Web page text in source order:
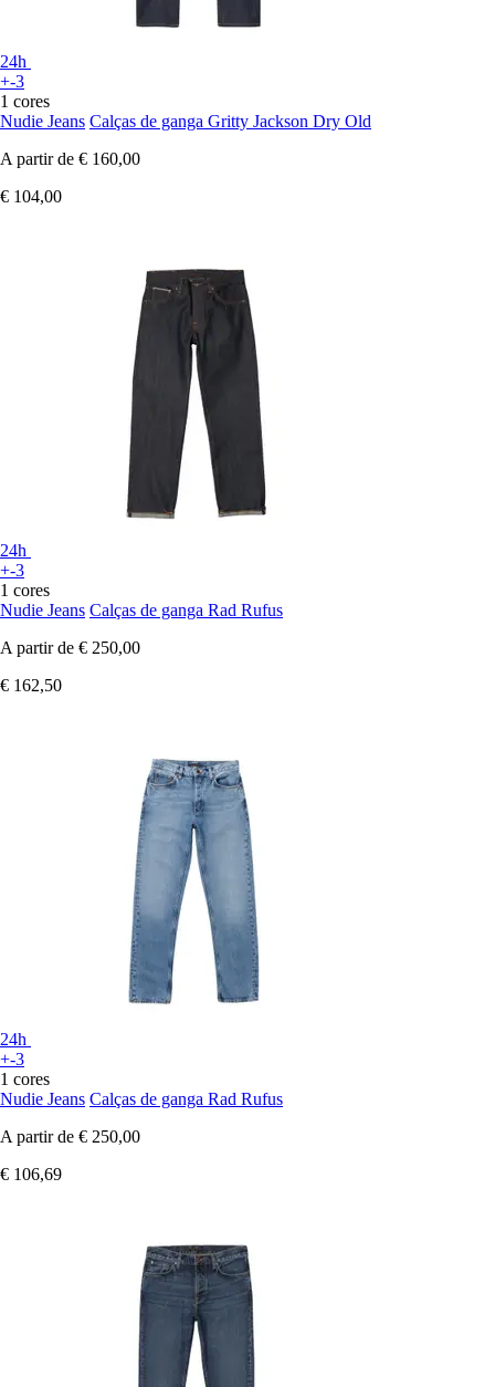
24h
+-3
1 cores
Nudie Jeans Calças de ganga Gritty Jackson Dry Old
A partir de € 160,00
€ 104,00
24h
+-3
1 cores
Nudie Jeans Calças de ganga Rad Rufus
A partir de € 250,00
€ 162,50
24h
+-3
1 cores
Nudie Jeans Calças de ganga Rad Rufus
A partir de € 250,00
€ 106,69